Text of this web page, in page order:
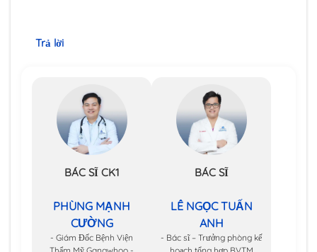
Trả lời
BÁC SĨ CK1
PHÙNG MẠNH
CƯỜNG
- Giám Đốc Bệnh Viện
BÁC SĨ
LÊ NGỌC TUẤN
ANH
- Bác sĩ – Trưởng phòng kế